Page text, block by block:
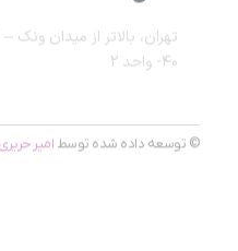
۴۰- واحد ۲
© توسعه داده شده توسط امیر حریری